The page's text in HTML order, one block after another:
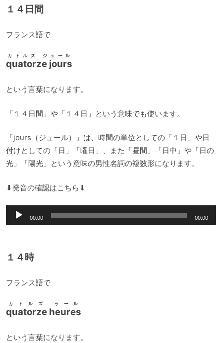
レ
ヤ
１４日間
フランス語で
quatorze jours
カトルズ ジュール
という言葉になります。
「１４日間」や「１４日」という意味でも使います。
「jours（ジュール）」は、時間の単位としての「１日」や日
付けとしての「日」「曜日」、また「昼間」「日中」や「日の
光」「陽光」という意味の男性名詞の複数形になります。
⬇︎発音の確認はこちら⬇︎
声
レ
ヤ
00:00 00:00
１４時
フランス語で
quatorze heures
カトルズ ゥール
という言葉になります。